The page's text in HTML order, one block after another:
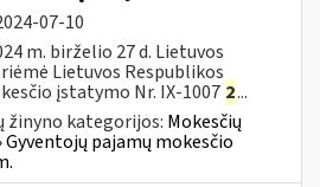
07-10
m. birželio 27 d. Lietuvos
Lietuvos Respublikos
įstatymo Nr. IX-1007 2...
žinyno kategorijos: Mokesčių
pajamų mokesčio